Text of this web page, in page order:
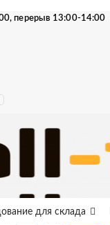
перерыв 13:00-14:00
для склада